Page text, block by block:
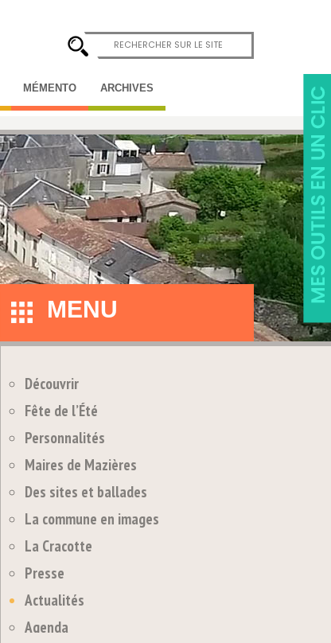
MÉMENTO ARCHIVES
MENU
Découvrir
Fête de l’Été
Personnalités
Maires de Mazières
Des sites et ballades
La commune en images
La Cracotte
Presse
Actualités
Agenda